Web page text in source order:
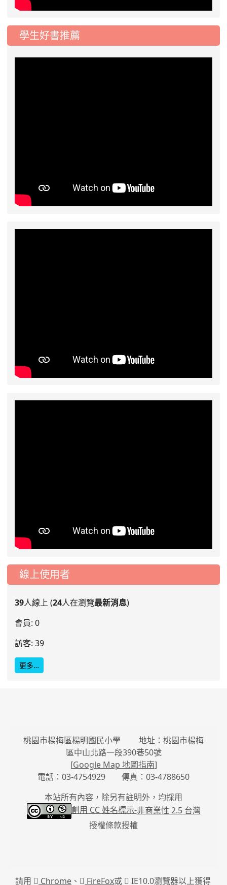
學生好書推薦
線上使用者
39人線上 (24人在瀏覽最新消息)
會員: 0
訪客: 39
更多…
桃園市楊梅區楊明國民小學 地址：桃園市楊梅
區中山北路一段390巷50號
[Google Map 地圖指南]
電話：03-4754929 傳真：03-4788650
本站所有內容，除另有註明外，均採用
創用 CC 姓名標示-非商業性 2.5 台灣
授權條款授權
請用 Chrome 、 FireFox或 IE10.0瀏覽器以上獲得